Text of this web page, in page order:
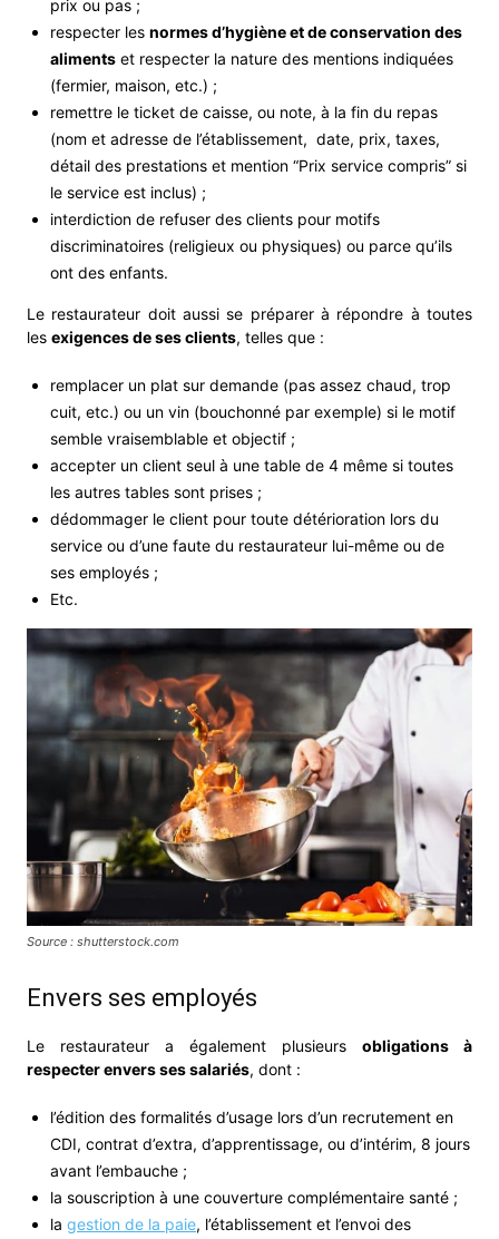
prix ou pas ;
respecter les normes d’hygiène et de conservation des
aliments et respecter la nature des mentions indiquées
(fermier, maison, etc.) ;
remettre le ticket de caisse, ou note, à la fin du repas
(nom et adresse de l’établissement, date, prix, taxes,
détail des prestations et mention “Prix service compris” si
le service est inclus) ;
interdiction de refuser des clients pour motifs
discriminatoires (religieux ou physiques) ou parce qu’ils
ont des enfants.
Le restaurateur doit aussi se préparer à répondre à toutes
les exigences de ses clients, telles que :
remplacer un plat sur demande (pas assez chaud, trop
cuit, etc.) ou un vin (bouchonné par exemple) si le motif
semble vraisemblable et objectif ;
accepter un client seul à une table de 4 même si toutes
les autres tables sont prises ;
dédommager le client pour toute détérioration lors du
service ou d’une faute du restaurateur lui-même ou de
ses employés ;
Etc.
Source : shutterstock.com
Envers ses employés
Le restaurateur a également plusieurs obligations à
respecter envers ses salariés, dont :
l’édition des formalités d’usage lors d’un recrutement en
CDI, contrat d’extra, d’apprentissage, ou d’intérim, 8 jours
avant l’embauche ;
la souscription à une couverture complémentaire santé ;
la gestion de la paie, l’établissement et l’envoi des